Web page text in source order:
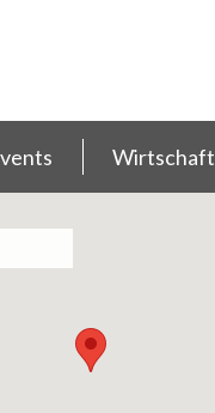
Wirtschaft